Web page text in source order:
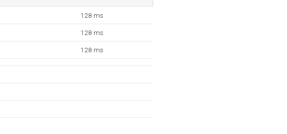
128 ms
128 ms
128 ms